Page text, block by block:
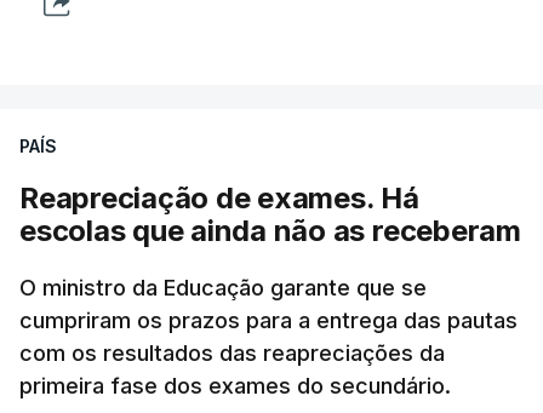
PAÍS
Reapreciação de exames. Há
escolas que ainda não as receberam
O ministro da Educação garante que se
cumpriram os prazos para a entrega das pautas
com os resultados das reapreciações da
primeira fase dos exames do secundário.